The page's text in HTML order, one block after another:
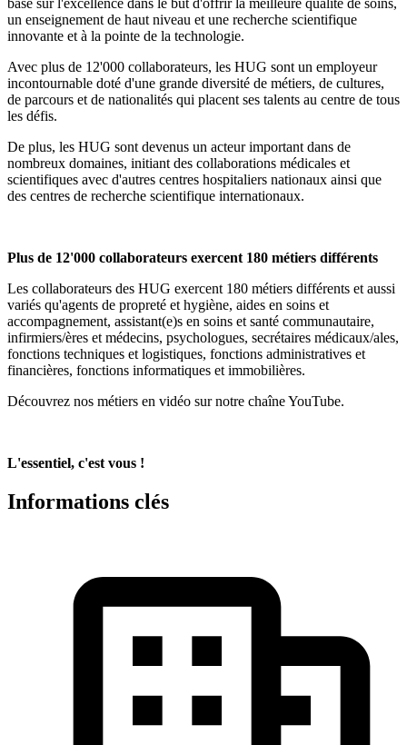
un enseignement de haut niveau et une recherche scientifique
innovante et à la pointe de la technologie.
Avec plus de 12'000 collaborateurs, les HUG sont un employeur
incontournable doté d'une grande diversité de métiers, de cultures,
de parcours et de nationalités qui placent ses talents au centre de tous
les défis.
De plus, les HUG sont devenus un acteur important dans de
nombreux domaines, initiant des collaborations médicales et
scientifiques avec d'autres centres hospitaliers nationaux ainsi que
des centres de recherche scientifique internationaux.
Plus de 12'000 collaborateurs exercent 180 métiers différents
Les collaborateurs des HUG exercent 180 métiers différents et aussi
variés qu'agents de propreté et hygiène, aides en soins et
accompagnement, assistant(e)s en soins et santé communautaire,
infirmiers/ères et médecins, psychologues, secrétaires médicaux/ales,
fonctions techniques et logistiques, fonctions administratives et
financières, fonctions informatiques et immobilières.
Découvrez nos métiers en vidéo sur notre chaîne YouTube.
L'essentiel, c'est vous !
Informations clés